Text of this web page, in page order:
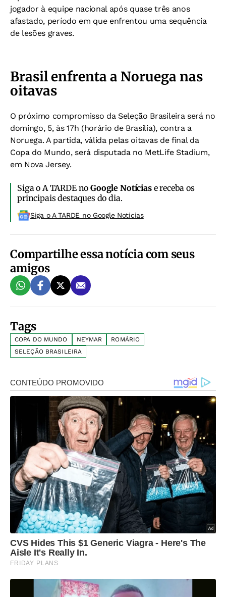
jogador à equipe nacional após quase três anos
afastado, período em que enfrentou uma sequência
de lesões graves.
Brasil enfrenta a Noruega nas
oitavas
O próximo compromisso da Seleção Brasileira será no
domingo, 5, às 17h (horário de Brasília), contra a
Noruega.A partida, válida pelas oitavas de final da
Copa do Mundo, será disputada no MetLife Stadium,
em Nova Jersey.
Siga o A TARDE noGoogle Notíciase receba os
principais destaques do dia.
Siga o A TARDE no Google Noticias
Compartilhe essa notícia com seus
amigos
Tags
COPA DO MUNDO NEYMAR
ROMÁRIO
SELEÇÃO BRASILEIRA